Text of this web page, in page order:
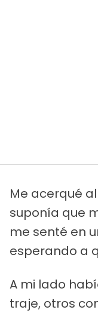
Me acerqué
suponía que
me senté en
esperando a
A mi lado
traje, otros